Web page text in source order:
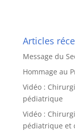
Articles
Message du
Hommage au
Vidéo :
pédiatrique
Vidéo :
pédiatrique et